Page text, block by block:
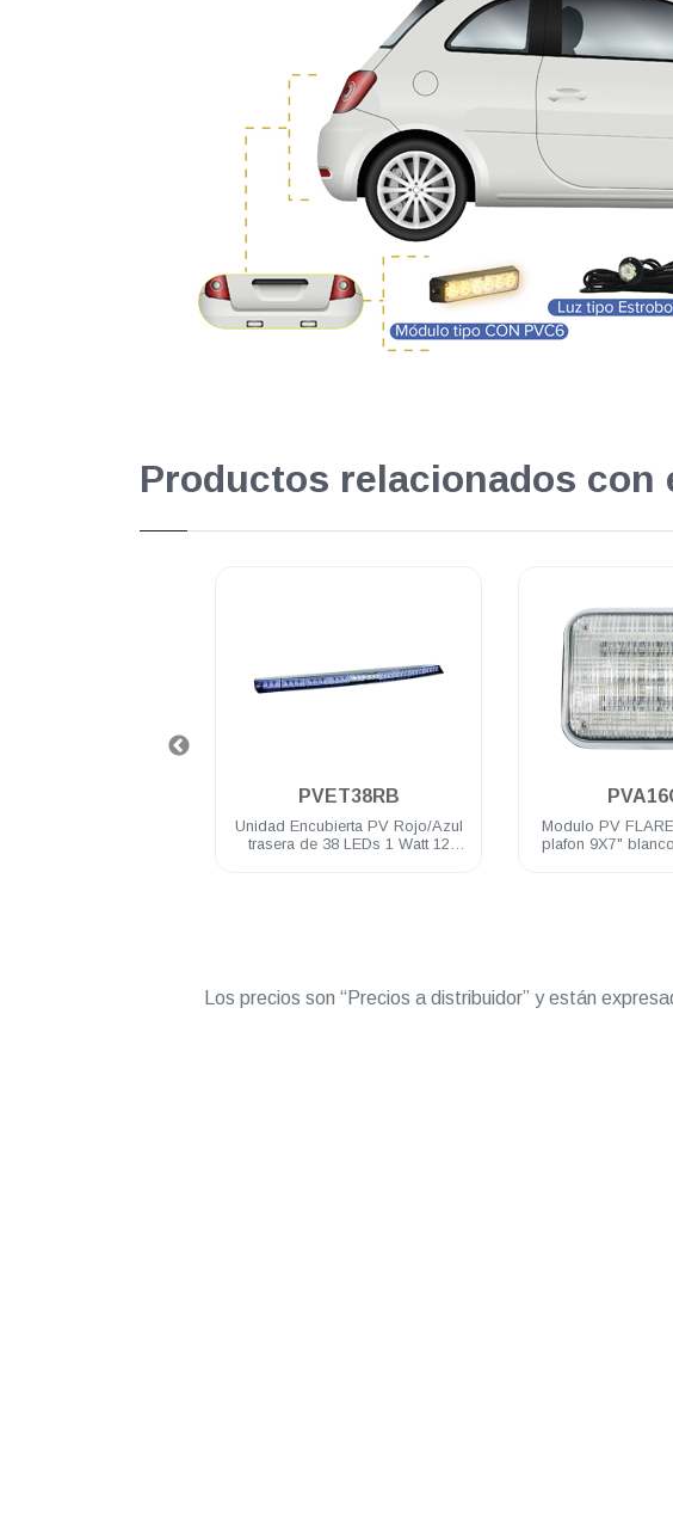
Productos relacionados con
PVET38RB
Unidad Encubierta PV Rojo/Azul
trasera de 38 LEDs 1 Watt 12
Modulo PV
plafon 9X7"
Los precios son “Precios a distribuidor” y están